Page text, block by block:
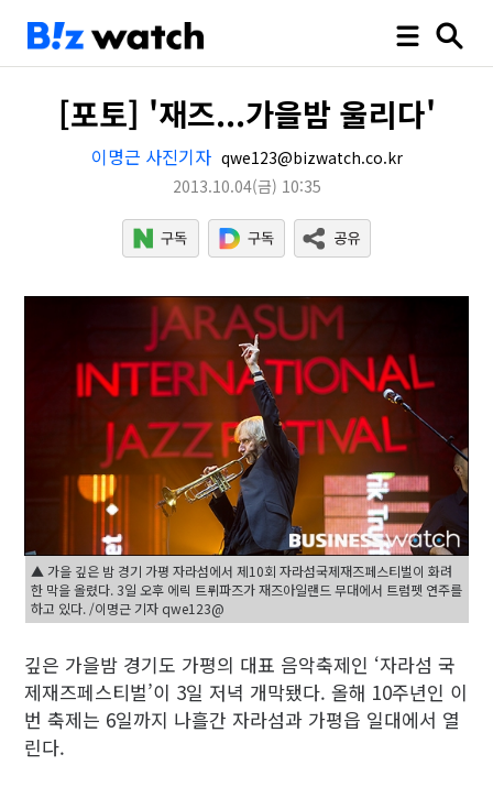
[포토] '재즈...가을밤 울리다'
이명근 사진기자 qwe123@bizwatch.co.kr
2013.10.04(금) 10:35
▲ 가을 깊은 밤 경기 가평 자라섬에서 제10회 자라섬국제재즈페스티벌이 화려
한 막을 올렸다. 3일 오후 에릭 트뤼파즈가 재즈아일랜드 무대에서 트럼펫 연주를
하고 있다. /이명근 기자 qwe123@
깊은 가을밤 경기도 가평의 대표 음악축제인 ‘자라섬 국
제재즈페스티벌’이 3일 저녁 개막됐다. 올해 10주년인 이
번 축제는 6일까지 나흘간 자라섬과 가평읍 일대에서 열
린다.